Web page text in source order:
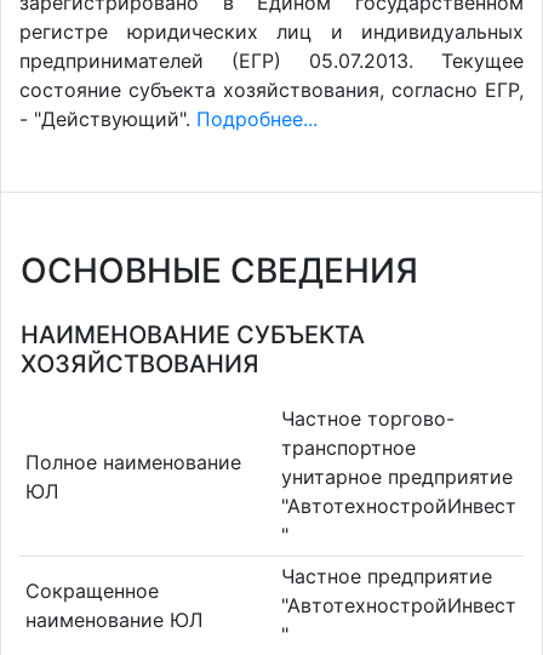
регистре юридических лиц и индивидуальных
предпринимателей (ЕГР) 05.07.2013. Текущее
состояние субъекта хозяйствования, согласно ЕГР,
- "Действующий". Подробнее...
ОСНОВНЫЕ СВЕДЕНИЯ
НАИМЕНОВАНИЕ СУБЪЕКТА
ХОЗЯЙСТВОВАНИЯ
Полное наименование
ЮЛ
Частное торгово-
транспортное
унитарное предприятие
"АвтотехностройИнвест
"
Сокращенное
наименование ЮЛ
Частное предприятие
"АвтотехностройИнвест
"